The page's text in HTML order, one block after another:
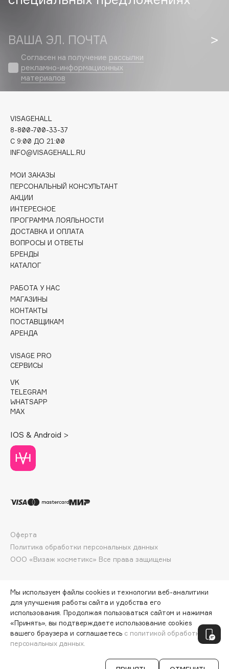
Carmex
Carolina Herrera
Catrice
Celimax
Clarette
Clarins
Clarins Precious
Clinique
Clive Christian
Club De Nuit
Collagenina
Consly
Corimo
CosRX
Crescina
Cunzite
Curaprox
D
DABO
DARLING*
Davines
Deonica
Dessange
Dolce & Gabbana
Dorco
DP Daily Perfection
Dr. Vranjes Firenze
Dr.Ceuracle
Dr.Jart+
Dyson
ПО ЗОЛОТОЙ КАРТЕ:479 ₽
ДОБАВИТЬ В КОРЗИНУ 532 ₽
ВАША ЭЛ. ПОЧТА
Согласен на получение рассылки
рекламно-информационных
материалов
VISAGEHALL
8-800-700-33-37
C 9:00 ДО 21:00
INFO@VISAGEHALL.RU
МОИ ЗАКАЗЫ
ПЕРСОНАЛЬНЫЙ КОНСУЛЬТАНТ
АКЦИИ
ИНТЕРЕСНОЕ
ПРОГРАММА ЛОЯЛЬНОСТИ
ДОСТАВКА И ОПЛАТА
ВОПРОСЫ И ОТВЕТЫ
БРЕНДЫ
КАТАЛОГ
РАБОТА У НАС
МАГАЗИНЫ
КОНТАКТЫ
ПОСТАВЩИКАМ
АРЕНДА
VISAGE PRO
СЕРВИСЫ
VK
TELEGRAM
WHATSAPP
MAX
IOS & Android >
ООО «Визаж косметикс» Все права защищены
Оферта
Политика обработки персональных данных
Мы используем файлы cookies и технологии веб-аналитики
для улучшения работы сайта и удобства его
использования. Продолжая пользоваться сайтом и нажимая
«Принять», вы подтверждаете использование cookies
вашего браузера и соглашаетесь с политикой обработки
персональных данных.